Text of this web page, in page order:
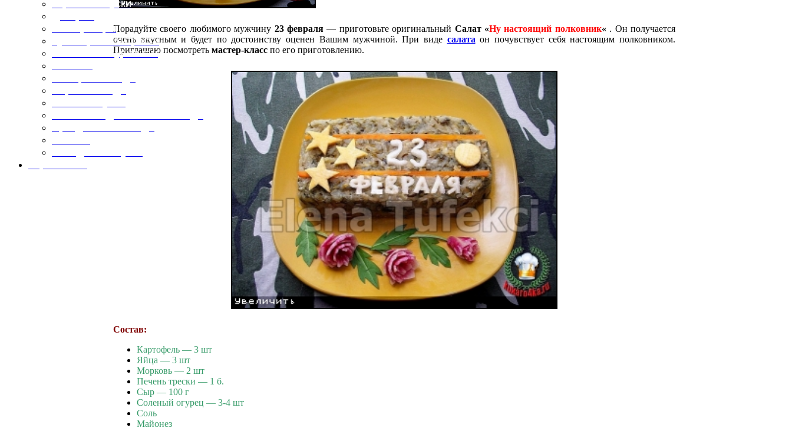
Горячие закуски
Консервация
Кулинарные хитрости
Маленьким гурманам
Порадуйте своего любимого мужчину 23 февраля — приготовьте оригинальный Салат «Ну настоящий полковник«. Он получается
очень вкусным и будет по достоинству оценен Вашим мужчиной. При виде салата он почувствует себя настоящим полковником.
Приглашаю посмотреть мастер-класс по его приготовлению.
Состав:
Картофель — 3 шт
Яйца — 3 шт
Морковь — 2 шт
Печень трески — 1 б.
Сыр — 100 г
Соленый огурец — 3-4 шт
Соль
Майонез